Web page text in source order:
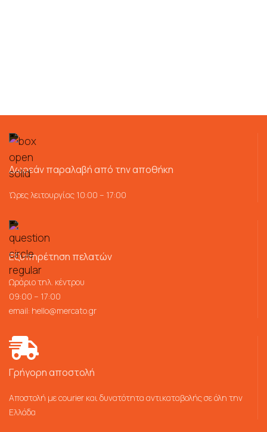
Δωρεάν παραλαβή από την αποθήκη
Ώρες λειτουργίας 10:00 – 17:00
Εξυπηρέτηση πελατών
Ωράριο τηλ. κέντρου
09:00 – 17:00
email: hello@mercato.gr
Γρήγορη αποστολή
Αποστολή με courier και δυνατότητα αντικαταβολής σε όλη την
Ελλάδα